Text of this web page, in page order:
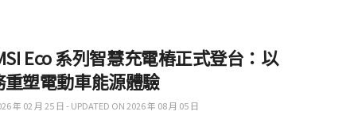
Eco 系列智慧充電樁正式登台：以
塑電動車能源體驗
年 02 月 25 日 - UPDATED ON 2026 年 08 月 05 日